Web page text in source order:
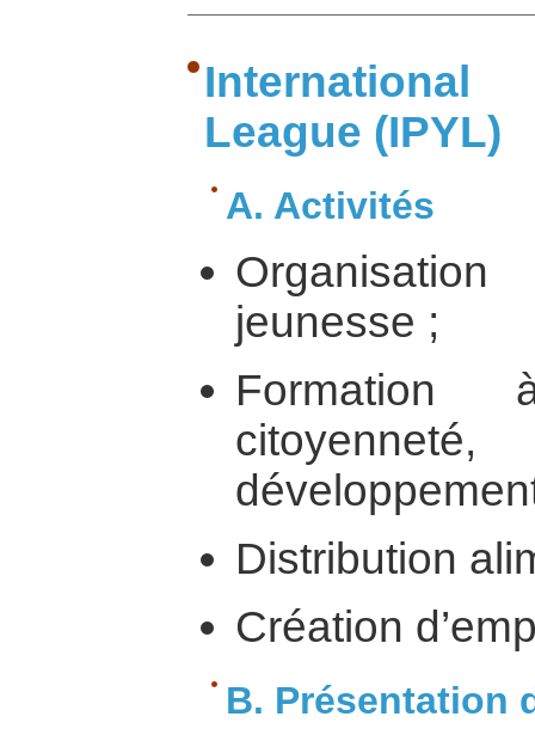
International
League (IPYL)
A. Activités
jeunesse ;
Formation
Distribution
Création
B. Présentation